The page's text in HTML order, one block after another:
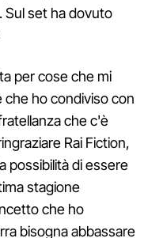
Sul set ha dovuto
per cose che mi
ho condiviso con
che c'è
Rai Fiction,
possibilità di essere
stagione
che ho
bisogna abbassare